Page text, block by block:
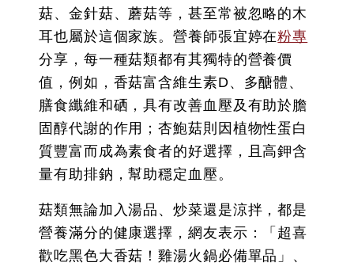
菇、金針菇、蘑菇等，甚至常被忽略的木
耳也屬於這個家族。營養師張宜婷在粉專
分享，每一種菇類都有其獨特的營養價
值，例如，香菇富含維生素D、多醣體、
膳食纖維和硒，具有改善血壓及有助於膽
固醇代謝的作用；杏鮑菇則因植物性蛋白
質豐富而成為素食者的好選擇，且高鉀含
量有助排鈉，幫助穩定血壓。
菇類無論加入湯品、炒菜還是涼拌，都是
營養滿分的健康選擇，網友表示：「超喜
歡吃黑色大香菇！雞湯火鍋必備單品」、